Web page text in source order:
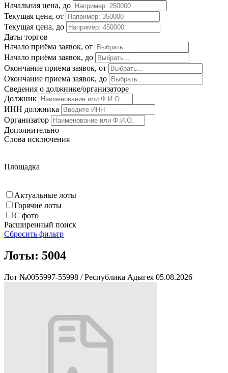
Начальная цена, до
Текущая цена, от
Текущая цена, до
Даты торгов
Начало приёма заявок, от
Начало приёма заявок, до
Окончание приема заявок, от
Окончание приема заявок, до
Сведения о должнике/организаторе
Должник
ИНН должника
Организатор
Дополнительно
Слова исключения
Площадка
Актуальные лоты
Горячие лоты
С фото
Расширенный поиск
Сбросить фильтр
Лоты: 5004
Лот №0055997-55998 / Республика Адыгея 05.08.2026